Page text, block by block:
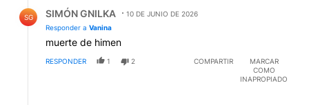
SG SIMÓN GNILKA
10 DE JUNIO DE 2026
Responder a Vanina
muerte de himen
RESPONDER 1 2 COMPARTIR
MARCAR
COMO
INAPROPIADO